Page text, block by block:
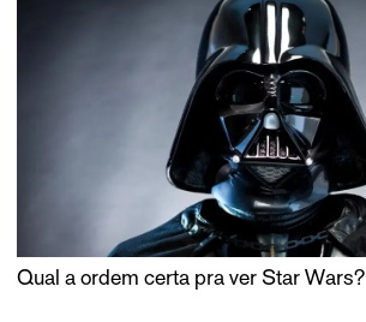
Qual a ordem certa pra ver Star Wars?